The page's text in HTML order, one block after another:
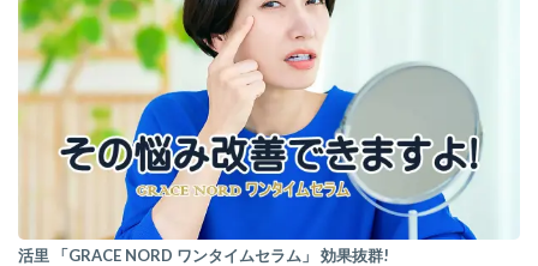
活里 「GRACE NORD ワンタイムセラム」 効果抜群!